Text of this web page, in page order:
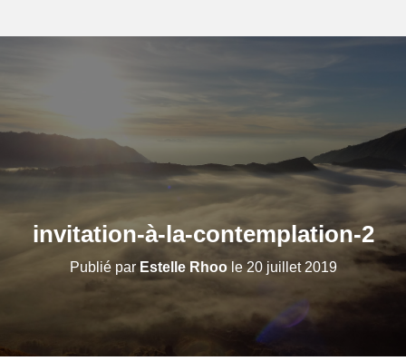
invitation-à-la-contemplation-2
Publié par Estelle Rhoole 20 juillet 2019